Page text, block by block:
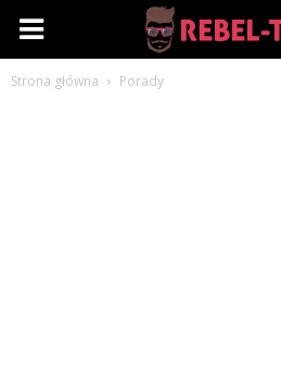
Rebel-
Strona główna Porady